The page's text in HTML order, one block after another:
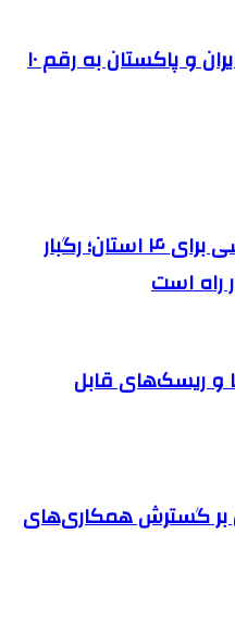
افزایش حجم تجارت بین ایران و پاکستان به رقم ۱۰
هشدار نارنجی هواشناسی برای ۴ استان؛ رگبار
است
و ریسک‌های قابل
بر گسترش همکاری‌های